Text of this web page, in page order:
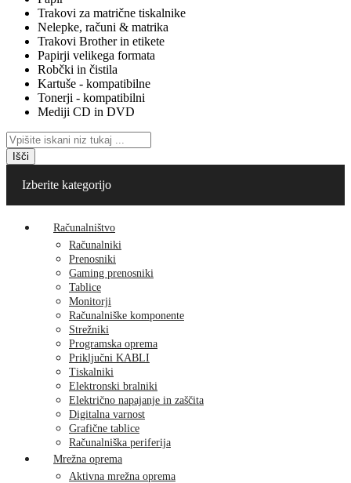
Trakovi za matrične tiskalnike
Nelepke, računi & matrika
Trakovi Brother in etikete
Papirji velikega formata
Robčki in čistila
Kartuše - kompatibilne
Tonerji - kompatibilni
Mediji CD in DVD
Išči
Izberite kategorijo
Računalništvo
Računalniki
Prenosniki
Gaming prenosniki
Tablice
Monitorji
Računalniške komponente
Strežniki
Programska oprema
Priključni KABLI
Tiskalniki
Elektronski bralniki
Električno napajanje in zaščita
Digitalna varnost
Grafične tablice
Računalniška periferija
Mrežna oprema
Aktivna mrežna oprema